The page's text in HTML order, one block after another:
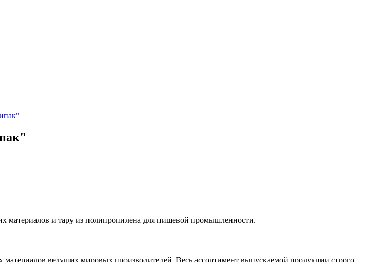
материалов и тару из полипропилена для пищевой промышленности.